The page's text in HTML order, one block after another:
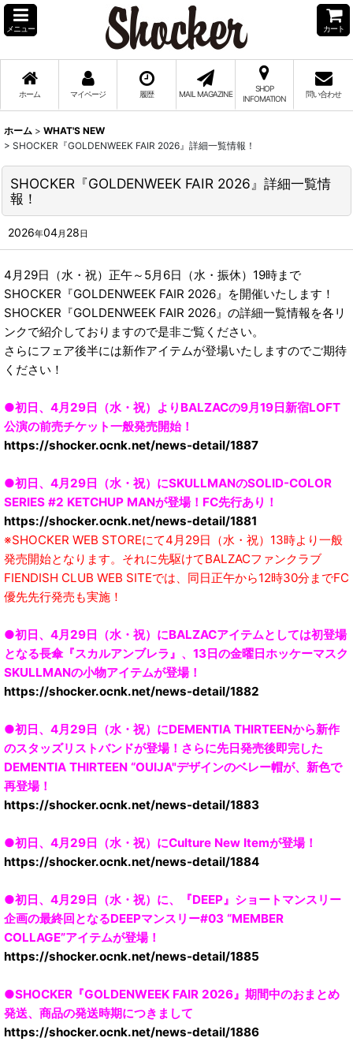
メニュー カート
ホーム マイページ 履歴 MAIL MAGAZINE
SHOP
INFOMATION
問い合わせ
ホーム > WHAT'S NEW
> SHOCKER『GOLDENWEEK FAIR 2026』詳細一覧情報！
SHOCKER『GOLDENWEEK FAIR 2026』詳細一覧情
報！
2026年04月 28日
4月29日（水・祝）正午～5月6日（水・振休）19時まで
SHOCKER『GOLDENWEEK FAIR 2026』を開催いたします！
SHOCKER『GOLDENWEEK FAIR 2026』の詳細一覧情報を各リ
ンクで紹介しておりますので是非ご覧ください。
さらにフェア後半には新作アイテムが登場いたしますのでご期待
ください！
●初日、4月29日（水・祝）よりBALZACの9月19日新宿LOFT
公演の前売チケット一般発売開始！
https://shocker.ocnk.net/news-detail/1887
●初日、4月29日（水・祝）にSKULLMANのSOLID-COLOR
SERIES #2 KETCHUP MANが登場！FC先行あり！
https://shocker.ocnk.net/news-detail/1881
※SHOCKER WEB STOREにて4月29日（水・祝）13時より一般
発売開始となります。それに先駆けてBALZACファンクラブ
FIENDISH CLUB WEB SITEでは、同日正午から12時30分までFC
優先先行発売も実施！
●初日、4月29日（水・祝）にBALZACアイテムとしては初登場
となる長傘『スカルアンブレラ』、13日の金曜日ホッケーマスク
SKULLMANの小物アイテムが登場！
https://shocker.ocnk.net/news-detail/1882
●初日、4月29日（水・祝）にDEMENTIA THIRTEENから新作
のスタッズリストバンドが登場！さらに先日発売後即完した
DEMENTIA THIRTEEN “OUIJA"デザインのベレー帽が、新色で
再登場！
https://shocker.ocnk.net/news-detail/1883
●初日、4月29日（水・祝）にCulture New Itemが登場！
https://shocker.ocnk.net/news-detail/1884
●初日、4月29日（水・祝）に、『DEEP』ショートマンスリー
企画の最終回となるDEEPマンスリー#03 “MEMBER
COLLAGE”アイテムが登場！
https://shocker.ocnk.net/news-detail/1885
●SHOCKER『GOLDENWEEK FAIR 2026』期間中のおまとめ
発送、商品の発送時期につきまして
https://shocker.ocnk.net/news-detail/1886